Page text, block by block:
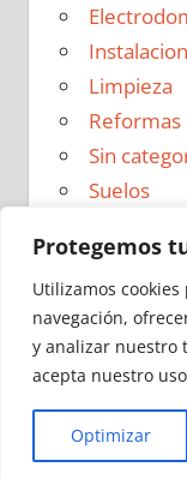
Protegemos
Utilizamos
navegación,
y analizar nuestro
acepta nuestro
Optimizar
Limpieza
Reformas
Sin
Suelos
Ideas para
reservados -
CerrarMás